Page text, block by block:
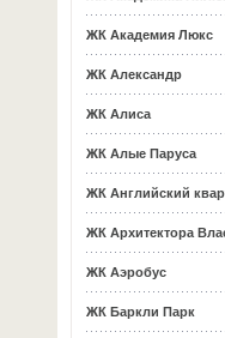
ЖК Академия Люкс
ЖК Александр
ЖК Алиса
ЖК Алые Паруса
ЖК Английский
ЖК Архитектора
ЖК Аэробус
ЖК Баркли Парк